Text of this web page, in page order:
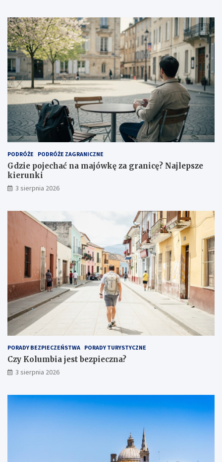
PODRÓŻE PODRÓŻE ZAGRANICZNE
Gdzie pojechać na majówkę za granicę? Najlepsze
kierunki
3 sierpnia 2026
PORADY BEZPIECZEŃSTWA PORADY TURYSTYCZNE
Czy Kolumbia jest bezpieczna?
3 sierpnia 2026